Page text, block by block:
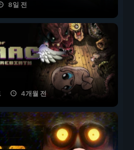
8일 전
4개월 전